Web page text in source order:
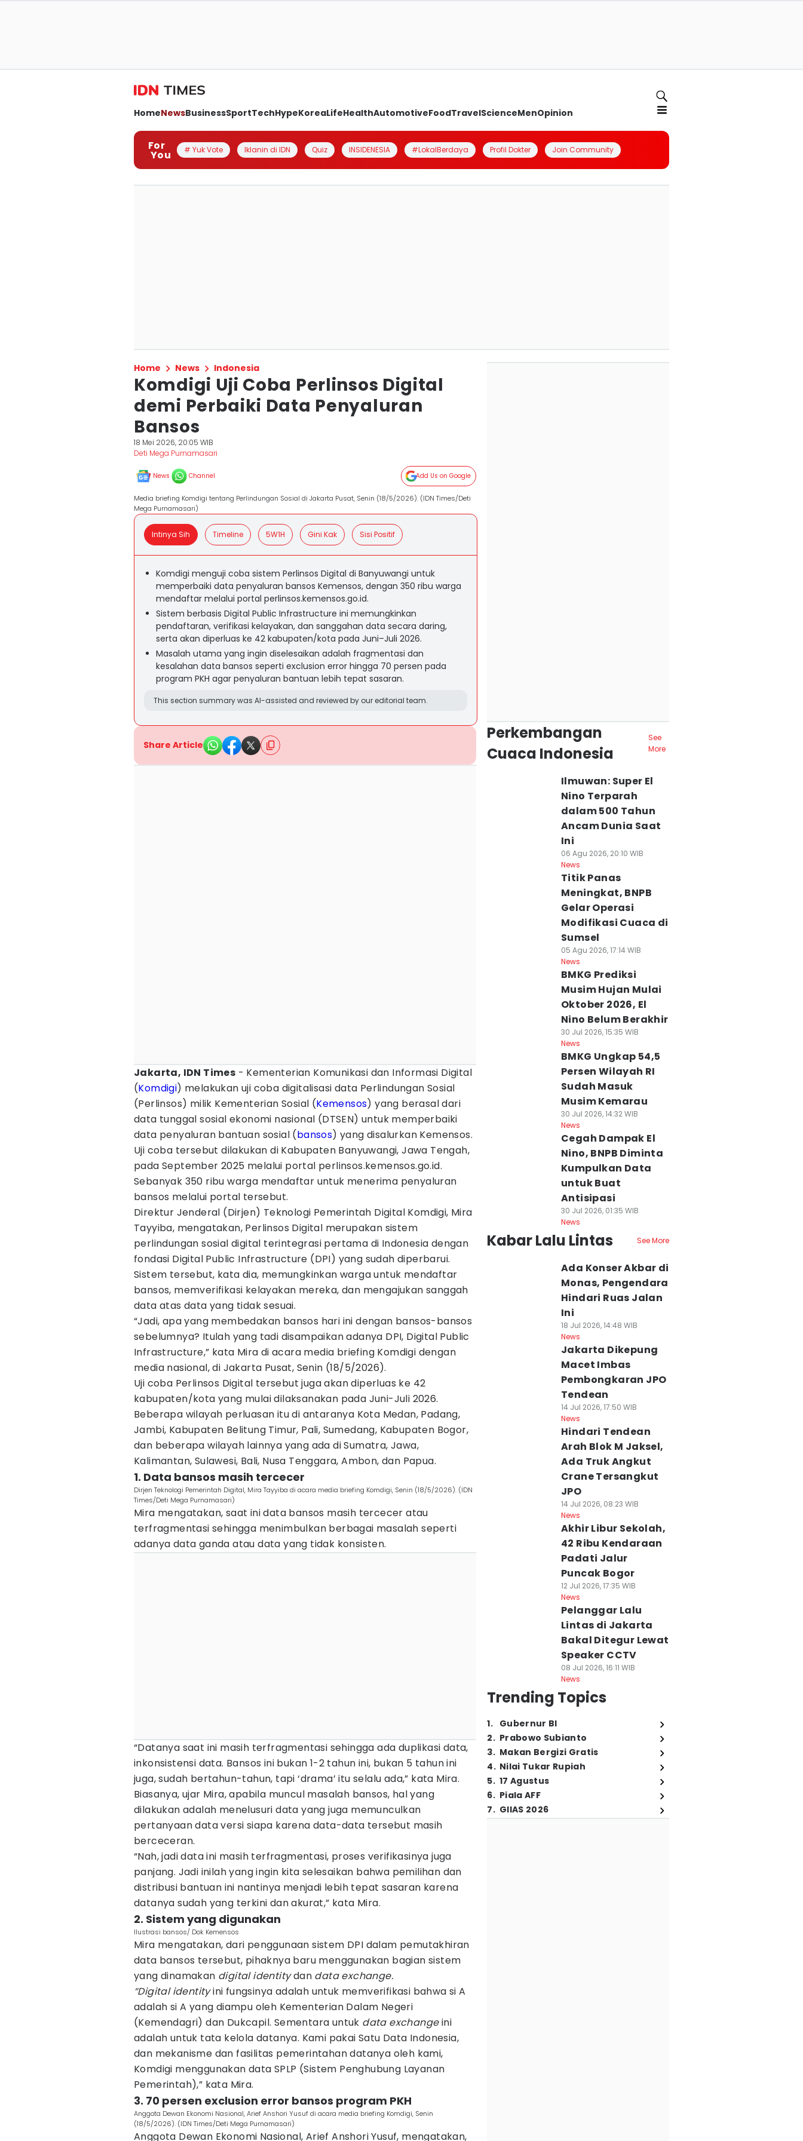
HomeNewsBusinessSportTechHypeKoreaLifeHealthAutomotiveFoodTravelScienceMenOpinion
For
You # Yuk Vote Iklanin di IDN Quiz INSIDENESIA #LokalBerdaya Profil Dokter Join Community
Home News Indonesia
Komdigi Uji Coba Perlinsos Digital
demi Perbaiki Data Penyaluran
Bansos
18 Mei 2026, 20:05 WIB
Deti Mega Purnamasari
News Channel Add Us on Google
Media briefing Komdigi tentang Perlindungan Sosial di Jakarta Pusat, Senin (18/5/2026). (IDN Times/Deti
Mega Purnamasari)
Intinya Sih Timeline 5W1H Gini Kak Sisi Positif
Komdigi menguji coba sistem Perlinsos Digital di Banyuwangi untuk
memperbaiki data penyaluran bansos Kemensos, dengan 350 ribu warga
mendaftar melalui portal perlinsos.kemensos.go.id.
Sistem berbasis Digital Public Infrastructure ini memungkinkan
pendaftaran, verifikasi kelayakan, dan sanggahan data secara daring,
serta akan diperluas ke 42 kabupaten/kota pada Juni–Juli 2026.
Masalah utama yang ingin diselesaikan adalah fragmentasi dan
kesalahan data bansos seperti exclusion error hingga 70 persen pada
program PKH agar penyaluran bantuan lebih tepat sasaran.
This section summary was AI-assisted and reviewed by our editorial team.
Share Article
Jakarta, IDN Times - Kementerian Komunikasi dan Informasi Digital
(Komdigi) melakukan uji coba digitalisasi data Perlindungan Sosial
(Perlinsos) milik Kementerian Sosial (Kemensos) yang berasal dari
data tunggal sosial ekonomi nasional (DTSEN) untuk memperbaiki
data penyaluran bantuan sosial (bansos) yang disalurkan Kemensos.
Uji coba tersebut dilakukan di Kabupaten Banyuwangi, Jawa Tengah,
pada September 2025 melalui portal perlinsos.kemensos.go.id.
Sebanyak 350 ribu warga mendaftar untuk menerima penyaluran
bansos melalui portal tersebut.
Direktur Jenderal (Dirjen) Teknologi Pemerintah Digital Komdigi, Mira
Tayyiba, mengatakan, Perlinsos Digital merupakan sistem
perlindungan sosial digital terintegrasi pertama di Indonesia dengan
fondasi Digital Public Infrastructure (DPI) yang sudah diperbarui.
Sistem tersebut, kata dia, memungkinkan warga untuk mendaftar
bansos, memverifikasi kelayakan mereka, dan mengajukan sanggah
data atas data yang tidak sesuai.
“Jadi, apa yang membedakan bansos hari ini dengan bansos-bansos
sebelumnya? Itulah yang tadi disampaikan adanya DPI, Digital Public
Infrastructure,” kata Mira di acara media briefing Komdigi dengan
media nasional, di Jakarta Pusat, Senin (18/5/2026).
Uji coba Perlinsos Digital tersebut juga akan diperluas ke 42
kabupaten/kota yang mulai dilaksanakan pada Juni-Juli 2026.
Beberapa wilayah perluasan itu di antaranya Kota Medan, Padang,
Jambi, Kabupaten Belitung Timur, Pali, Sumedang, Kabupaten Bogor,
dan beberapa wilayah lainnya yang ada di Sumatra, Jawa,
Kalimantan, Sulawesi, Bali, Nusa Tenggara, Ambon, dan Papua.
1. Data bansos masih tercecer
Dirjen Teknologi Pemerintah Digital, Mira Tayyiba di acara media briefing Komdigi, Senin (18/5/2026). (IDN
Times/Deti Mega Purnamasari)
Mira mengatakan, saat ini data bansos masih tercecer atau
terfragmentasi sehingga menimbulkan berbagai masalah seperti
adanya data ganda atau data yang tidak konsisten.
“Datanya saat ini masih terfragmentasi sehingga ada duplikasi data,
inkonsistensi data. Bansos ini bukan 1-2 tahun ini, bukan 5 tahun ini
juga, sudah bertahun-tahun, tapi ‘drama’ itu selalu ada,” kata Mira.
Biasanya, ujar Mira, apabila muncul masalah bansos, hal yang
dilakukan adalah menelusuri data yang juga memunculkan
pertanyaan data versi siapa karena data-data tersebut masih
berceceran.
“Nah, jadi data ini masih terfragmentasi, proses verifikasinya juga
panjang. Jadi inilah yang ingin kita selesaikan bahwa pemilihan dan
distribusi bantuan ini nantinya menjadi lebih tepat sasaran karena
datanya sudah yang terkini dan akurat,” kata Mira.
2. Sistem yang digunakan
Ilustrasi bansos/ Dok Kemensos
Mira mengatakan, dari penggunaan sistem DPI dalam pemutakhiran
data bansos tersebut, pihaknya baru menggunakan bagian sistem
yang dinamakan digital identitydan data exchange.
“Digital identityini fungsinya adalah untuk memverifikasi bahwa si A
adalah si A yang diampu oleh Kementerian Dalam Negeri
(Kemendagri) dan Dukcapil. Sementara untuk data exchangeini
adalah untuk tata kelola datanya. Kami pakai Satu Data Indonesia,
dan mekanisme dan fasilitas pemerintahan datanya oleh kami,
Komdigi menggunakan data SPLP (Sistem Penghubung Layanan
Pemerintah),” kata Mira.
3. 70 persen exclusion error bansos program PKH
Anggota Dewan Ekonomi Nasional, Arief Anshori Yusuf di acara media briefing Komdigi, Senin
(18/5/2026). (IDN Times/Deti Mega Purnamasari)
Anggota Dewan Ekonomi Nasional, Arief Anshori Yusuf, mengatakan,
Perkembangan
Cuaca Indonesia
See
More
Ilmuwan: Super El
Nino Terparah
dalam 500 Tahun
Ancam Dunia Saat
Ini
06 Agu 2026, 20:10 WIB
News
Titik Panas
Meningkat, BNPB
Gelar Operasi
Modifikasi Cuaca di
Sumsel
05 Agu 2026, 17:14 WIB
News
BMKG Prediksi
Musim Hujan Mulai
Oktober 2026, El
Nino Belum Berakhir
30 Jul 2026, 15:35 WIB
News
BMKG Ungkap 54,5
Persen Wilayah RI
Sudah Masuk
Musim Kemarau
30 Jul 2026, 14:32 WIB
News
Cegah Dampak El
Nino, BNPB Diminta
Kumpulkan Data
untuk Buat
Antisipasi
30 Jul 2026, 01:35 WIB
News
Kabar Lalu Lintas See More
Ada Konser Akbar di
Monas, Pengendara
Hindari Ruas Jalan
Ini
18 Jul 2026, 14:48 WIB
News
Jakarta Dikepung
Macet Imbas
Pembongkaran JPO
Tendean
14 Jul 2026, 17:50 WIB
News
Hindari Tendean
Arah Blok M Jaksel,
Ada Truk Angkut
Crane Tersangkut
JPO
14 Jul 2026, 08:23 WIB
News
Akhir Libur Sekolah,
42 Ribu Kendaraan
Padati Jalur
Puncak Bogor
12 Jul 2026, 17:35 WIB
News
Pelanggar Lalu
Lintas di Jakarta
Bakal Ditegur Lewat
Speaker CCTV
08 Jul 2026, 16:11 WIB
News
Trending Topics
1. Gubernur BI
2. Prabowo Subianto
3. Makan Bergizi Gratis
4. Nilai Tukar Rupiah
5. 17 Agustus
6. Piala AFF
7. GIIAS 2026